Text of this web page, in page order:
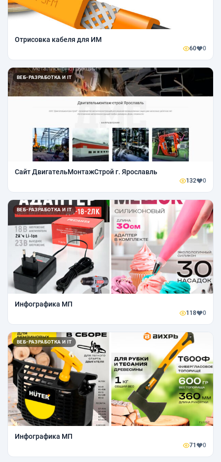
Отрисовка кабеля для ИМ
60 0
ВЕБ-РАЗРАБОТКА И IT
Сайт ДвигательМонтажСтрой г. Ярославль
132 0
ВЕБ-РАЗРАБОТКА И IT
Инфографика МП
118 0
ВЕБ-РАЗРАБОТКА И IT
Инфографика МП
71 0